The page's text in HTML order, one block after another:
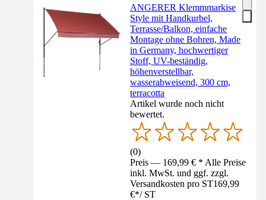
ANGERER Klemmmarkise
Style mit Handkurbel,
Terrasse/Balkon, einfache
Montage ohne Bohren, Made
in Germany, hochwertiger
Stoff, UV-beständig,
höhenverstellbar,
wasserabweisend, 300 cm,
terracotta
Artikel wurde noch nicht
bewertet.
(0)
Preis — 169,99 € * Alle Preise
inkl. MwSt. und ggf. zzgl.
Versandkosten pro ST169,99
€*/ ST